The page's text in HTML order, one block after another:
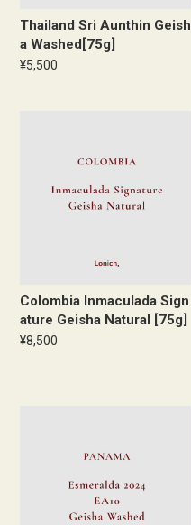
Thailand Sri Aunthin Geish
a Washed[75g]
¥5,500
Colombia Inmaculada Sign
ature Geisha Natural [75g]
¥8,500